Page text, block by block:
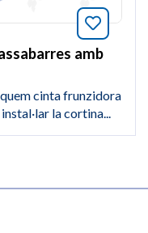
amb
cinta frunzidora
la cortina...